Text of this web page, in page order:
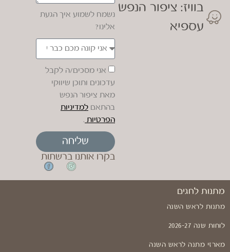
בוויז: ציפור הנפש
עספיא
נשמח לשמוע איך הגעת
אלינו?
אני מסכים/ה לקבל
עדכונים ותוכן שיווקי
מאת ציפור הנפש
בהתאם למדיניות
הפרטיות .
שליחה
בקרו אותנו ברשתות
מתנות לחגים
מתנות לראש השנה
לוחות שנה 2026-27
מארזי מתנה לראש השנה